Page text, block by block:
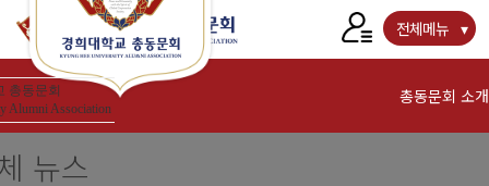
전체메뉴
총동문회 소개
인사말
총동문회
Alumni Association
뉴스